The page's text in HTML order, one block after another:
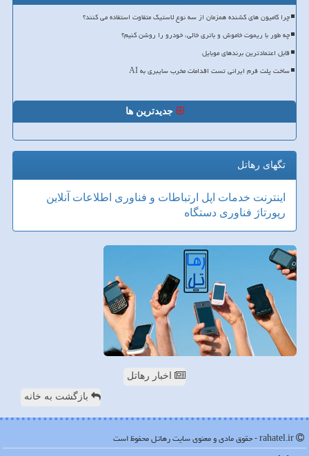
چرا کامیون های کشنده همزمان از سه نوع لاستیک متفاوت استفاده می کنند؟
چه طور با ریموت خاموش و باتری خالی، خودرو را روشن کنیم؟
قابل اعتمادترین برندهای موبایل
ساخت پلت فرم ایرانی تست اقدامات مخرب سایبری به AI
جدیدترین ها
تگهای رهاتل
اینترنت خدمات اپل ارتباطات و فناوری اطلاعات آنلاین
رپورتاژ فناوری دستگاه
اخبار رهاتل
بازگشت به خانه